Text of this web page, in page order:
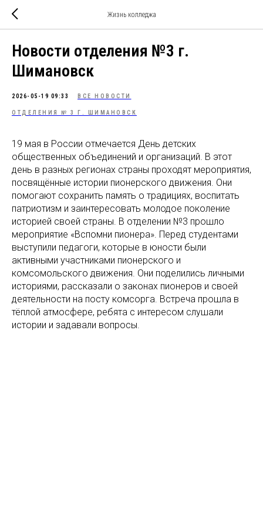
Жизнь колледжа
Новости отделения №3 г.
Шимановск
2026-05-19 09:33 ВСЕ НОВОСТИ
ОТДЕЛЕНИЯ № 3 Г. ШИМАНОВСК
19 мая в России отмечается День детских
общественных объединений и организаций. В этот
день в разных регионах страны проходят мероприятия,
посвящённые истории пионерского движения. Они
помогают сохранить память о традициях, воспитать
патриотизм и заинтересовать молодое поколение
историей своей страны. В отделении №3 прошло
мероприятие «Вспомни пионера». Перед студентами
выступили педагоги, которые в юности были
активными участниками пионерского и
комсомольского движения. Они поделились личными
историями, рассказали о законах пионеров и своей
деятельности на посту комсорга. Встреча прошла в
тёплой атмосфере, ребята с интересом слушали
истории и задавали вопросы.